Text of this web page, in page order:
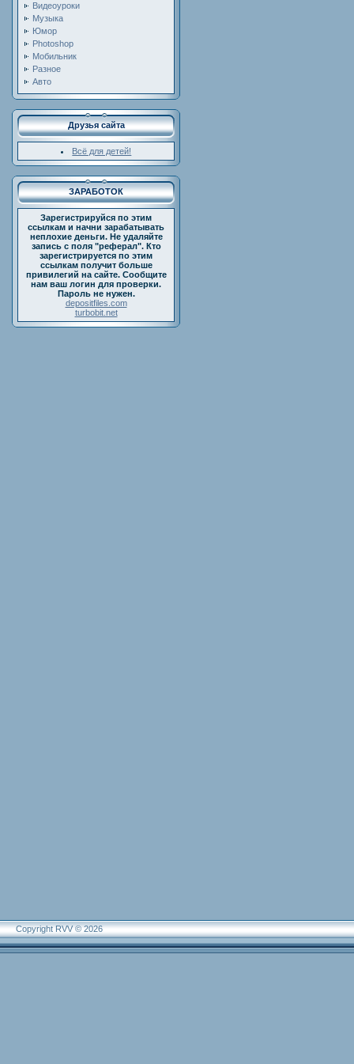
Видеоуроки
Музыка
Юмор
Photoshop
Мобильник
Разное
Авто
Друзья сайта
Всё для детей!
ЗАРАБОТОК
Зарегистрируйся по этим
ссылкам и начни зарабатывать
неплохие деньги. Не удаляйте
запись с поля "реферал". Кто
зарегистрируется по этим
ссылкам получит больше
привилегий на сайте. Сообщите
нам ваш логин для проверки.
Пароль не нужен.
depositfiles.com
turbobit.net
Copyright RVV © 2026